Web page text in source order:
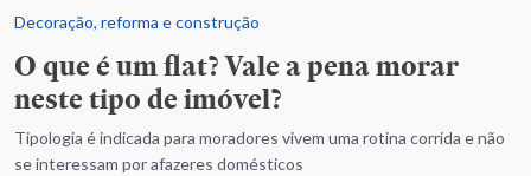
Decoração, reforma e construção
O que é um flat? Vale a pena morar
neste tipo de imóvel?
Tipologia é indicada para moradores vivem uma rotina corrida e não
se interessam por afazeres domésticos